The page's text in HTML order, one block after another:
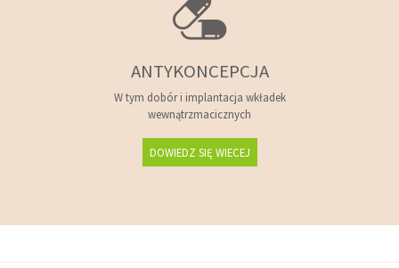
ANTYKONCEPCJA
W tym dobór i implantacja wkładek
wewnątrzmacicznych
DOWIEDZ SIĘ WIECEJ